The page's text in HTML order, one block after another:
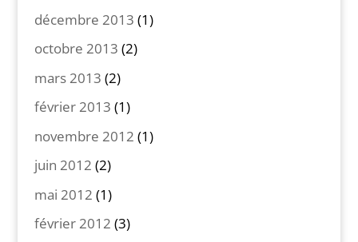
décembre 2013 (1)
octobre 2013 (2)
mars 2013 (2)
février 2013 (1)
novembre 2012 (1)
juin 2012 (2)
mai 2012 (1)
février 2012 (3)